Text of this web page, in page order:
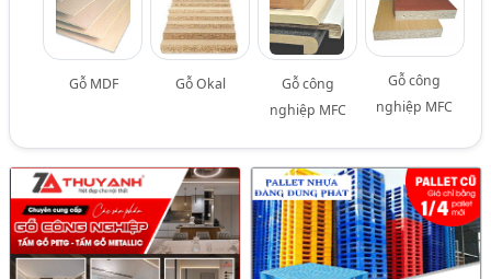
Gỗ MDF Gỗ Okal
Gỗ công
nghiệp MFC
Gỗ công
nghiệp MFC